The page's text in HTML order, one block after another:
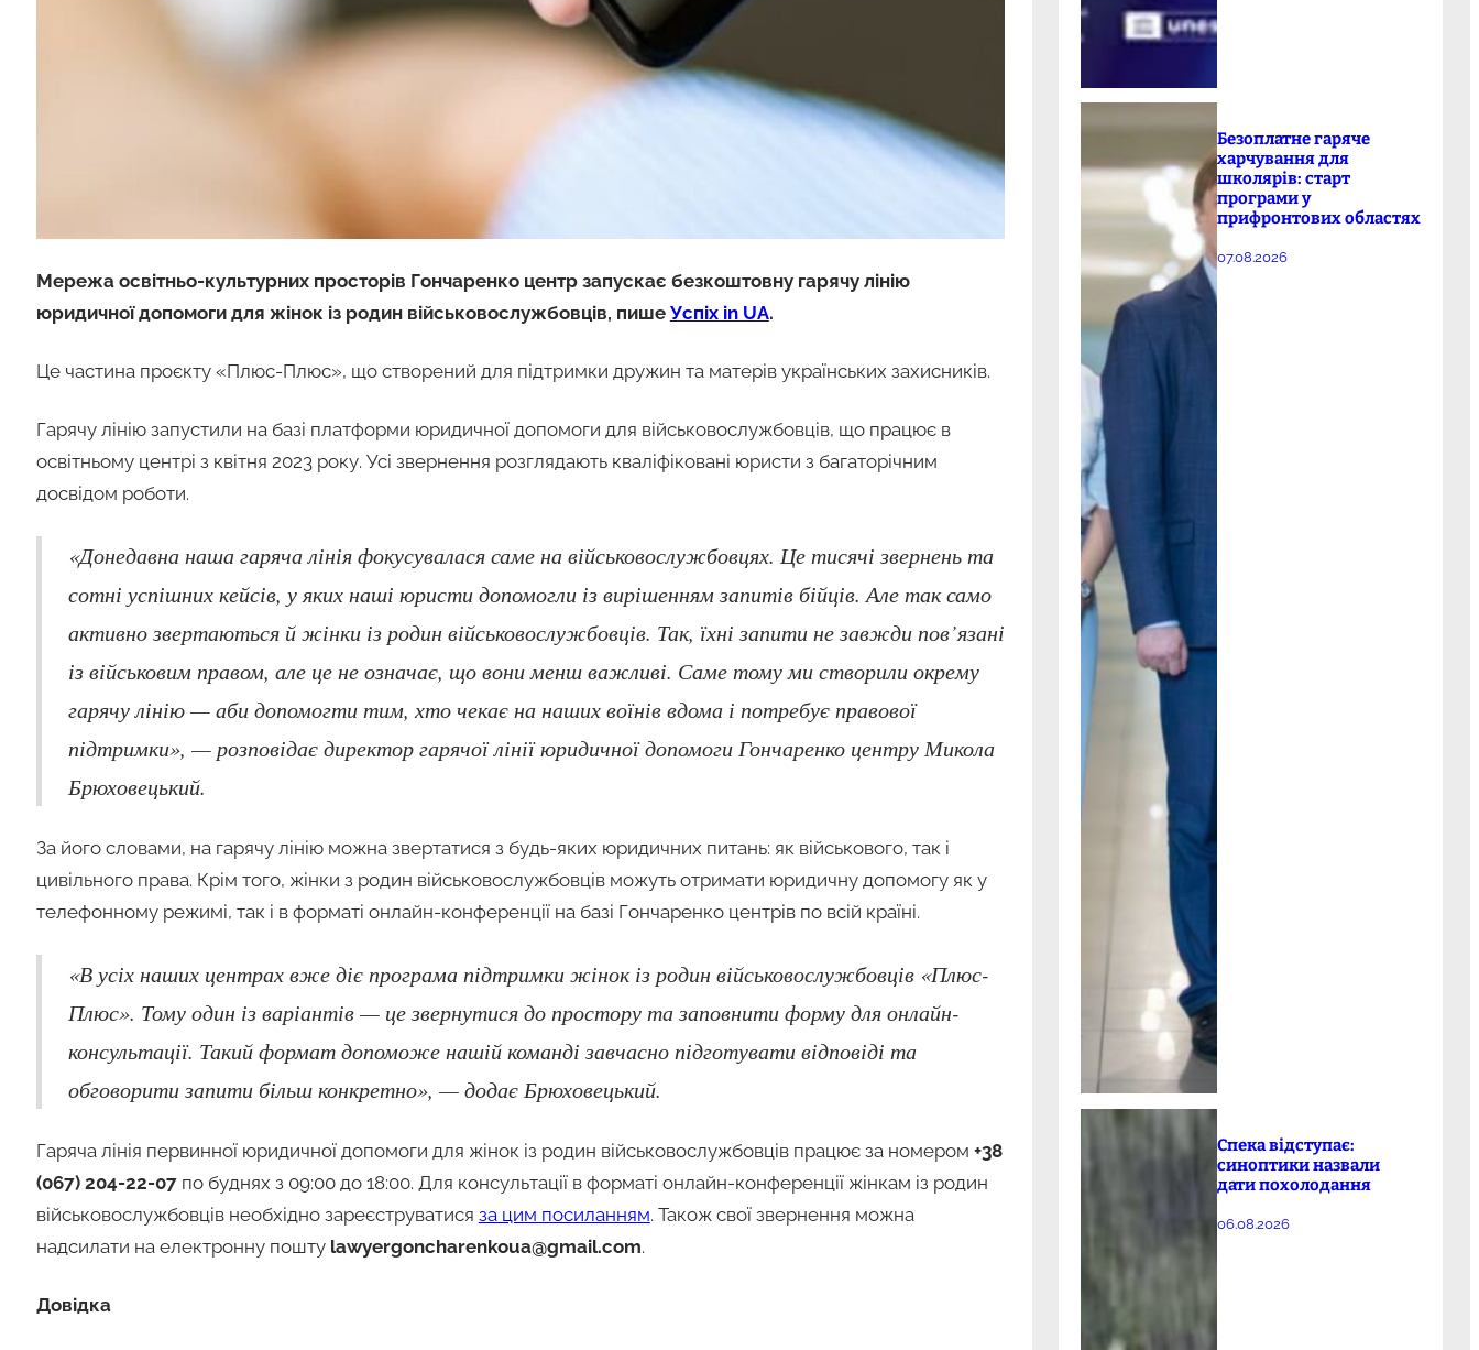
Мережа освітньо-культурних просторів Гончаренко центр запускає безкоштовну гарячу лінію
юридичної допомоги для жінок із родин військовослужбовців, пише Успіх in UA.
Це частина проєкту «Плюс-Плюс», що створений для підтримки дружин та матерів українських захисників.
Гарячу лінію запустили на базі платформи юридичної допомоги для військовослужбовців, що працює в
освітньому центрі з квітня 2023 року. Усі звернення розглядають кваліфіковані юристи з багаторічним
досвідом роботи.
«Донедавна наша гаряча лінія фокусувалася саме на військовослужбовцях. Це тисячі звернень та
сотні успішних кейсів, у яких наші юристи допомогли із вирішенням запитів бійців. Але так само
активно звертаються й жінки із родин військовослужбовців. Так, їхні запити не завжди пов’язані
із військовим правом, але це не означає, що вони менш важливі. Саме тому ми створили окрему
гарячу лінію — аби допомогти тим, хто чекає на наших воїнів вдома і потребує правової
підтримки», — розповідає директор гарячої лінії юридичної допомоги Гончаренко центру Микола
Брюховецький.
За його словами, на гарячу лінію можна звертатися з будь-яких юридичних питань: як військового, так і
цивільного права. Крім того, жінки з родин військовослужбовців можуть отримати юридичну допомогу як у
телефонному режимі, так і в форматі онлайн-конференції на базі Гончаренко центрів по всій країні.
«В усіх наших центрах вже діє програма підтримки жінок із родин військовослужбовців «Плюс-
Плюс». Тому один із варіантів — це звернутися до простору та заповнити форму для онлайн-
консультації. Такий формат допоможе нашій команді завчасно підготувати відповіді та
обговорити запити більш конкретно», — додає Брюховецький.
Гаряча лінія первинної юридичної допомоги для жінок із родин військовослужбовців працює за номером +38
(067) 204-22-07 по буднях з 09:00 до 18:00. Для консультації в форматі онлайн-конференції жінкам із родин
військовослужбовців необхідно зареєструватися за цим посиланням. Також свої звернення можна
надсилати на електронну пошту lawyergoncharenkoua@gmail.com.
Довідка
Безоплатне гаряче
харчування для
школярів: старт
програми у
прифронтових областях
07.08.2026
Спека відступає:
синоптики назвали
дати похолодання
06.08.2026